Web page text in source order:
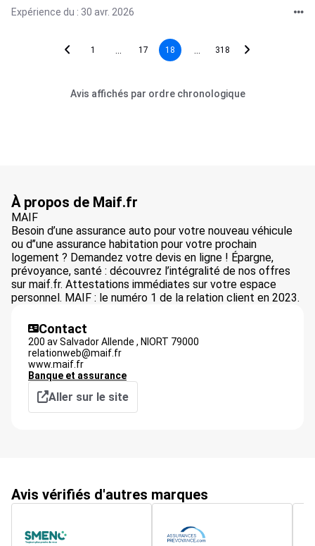
Expérience du : 30 avr. 2026
1 17 18 318
Avis affichés par ordre chronologique
À propos de Maif.fr
MAIF
Besoin d’une assurance auto pour votre nouveau véhicule
ou d’’une assurance habitation pour votre prochain
logement ? Demandez votre devis en ligne ! Épargne,
prévoyance, santé : découvrez l’intégralité de nos offres
sur maif.fr. Attestations immédiates sur votre espace
personnel. MAIF : le numéro 1 de la relation client en 2023.
Contact
200 av Salvador Allende , NIORT 79000
relationweb@maif.fr
www.maif.fr
Banque et assurance
Aller sur le site
Avis vérifiés d'autres marques